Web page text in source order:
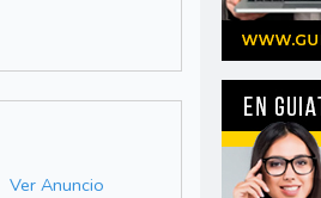
Ver Anuncio